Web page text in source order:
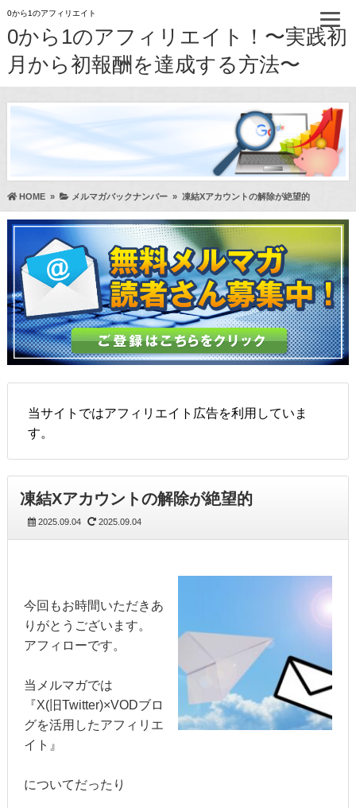
0から1のアフィリエイト
0から1のアフィリエイト！〜実践初
月から初報酬を達成する方法〜
HOME» メルマガバックナンバー» 凍結Xアカウントの解除が絶望的
当サイトではアフィリエイト広告を利用していま
す。
凍結Xアカウントの解除が絶望的
2025.09.04 2025.09.04
今回もお時間いただきあ
りがとうございます。
アフィローです。
当メルマガでは
『X(旧Twitter)×VODブロ
グを活用したアフィリエ
イト』
についてだったり